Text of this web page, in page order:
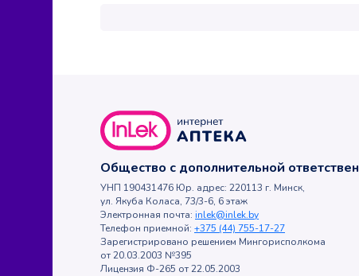
Общество с дополнительной
УНП 190431476 Юр. адрес: 220113 г. Минск,
ул. Якуба Коласа, 73/3-6, 6 этаж
Электронная почта: inlek@inlek.by
Телефон приемной: +375 (44) 755-17-27
Зарегистрировано решением Мингорисполкома
от 20.03.2003 №395
Лицензия Ф-265 от 22.05.2003